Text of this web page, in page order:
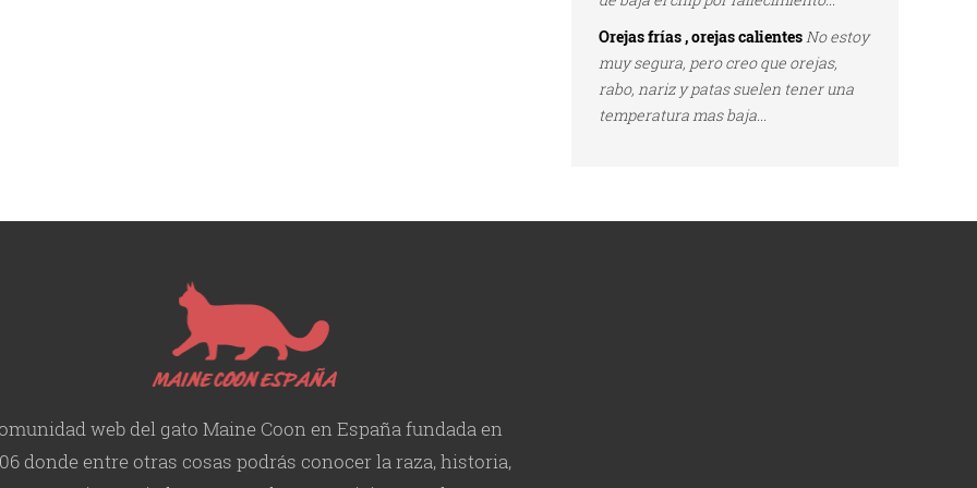
Orejas frías , orejas calientesNo estoy
muy segura, pero creo que orejas,
rabo, nariz y patas suelen tener una
temperatura mas baja...
web del gato Maine Coon en España fundada en
donde entre otras cosas podrás conocer la raza, historia,